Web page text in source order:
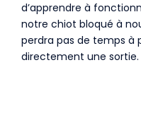
d’apprendre à
notre chiot bloqué à
perdra pas de temps à
directement une sortie.